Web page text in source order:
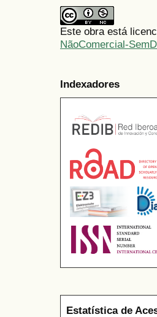
Este obra está
NãoComercial-
Indexadores
Estatística de